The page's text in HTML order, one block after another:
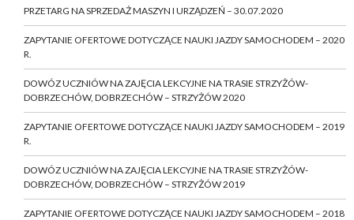
PRZETARG NA SPRZEDAŻ MASZYN I URZĄDZEŃ – 30.07.2020
ZAPYTANIE OFERTOWE DOTYCZĄCE NAUKI JAZDY SAMOCHODEM – 2020
R.
DOWÓZ UCZNIÓW NA ZAJĘCIA LEKCYJNE NA TRASIE STRZYŻÓW-
DOBRZECHÓW, DOBRZECHÓW – STRZYŻÓW 2020
ZAPYTANIE OFERTOWE DOTYCZĄCE NAUKI JAZDY SAMOCHODEM – 2019
R.
DOWÓZ UCZNIÓW NA ZAJĘCIA LEKCYJNE NA TRASIE STRZYŻÓW-
DOBRZECHÓW, DOBRZECHÓW – STRZYŻÓW 2019
ZAPYTANIE OFERTOWE DOTYCZĄCE NAUKI JAZDY SAMOCHODEM – 2018